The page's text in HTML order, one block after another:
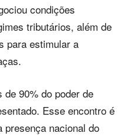
condições
tributários, além de
para estimular a
de 90% do poder de
Esse encontro é
nacional do